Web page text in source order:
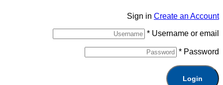
Sign in Create an Account
Username or email
*
Password
*
Login